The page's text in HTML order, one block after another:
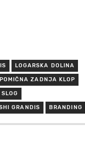
LOGARSKA DOLINA
POMIČNA ZADNJA KLOP
GRANDIS BRANDING